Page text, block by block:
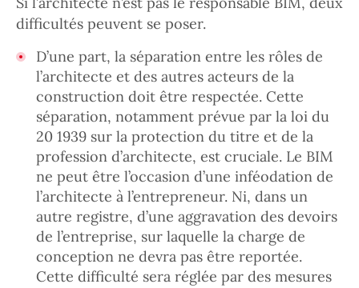
difficultés peuvent se poser.
D’une part, la séparation entre les rôles de
l’architecte et des autres acteurs de la
construction doit être respectée. Cette
séparation, notamment prévue par la loi du
20 1939 sur la protection du titre et de la
profession d’architecte, est cruciale. Le BIM
ne peut être l’occasion d’une inféodation de
l’architecte à l’entrepreneur. Ni, dans un
autre registre, d’une aggravation des devoirs
de l’entreprise, sur laquelle la charge de
conception ne devra pas être reportée.
Cette difficulté sera réglée par des mesures